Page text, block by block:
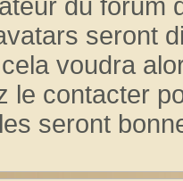
du forum
seront
voudra
le contacter
seront